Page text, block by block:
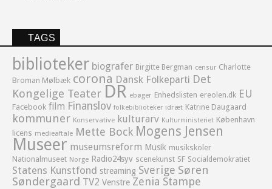
TAGS
biblioteker biografer Birgitte Bergman censur Charlotte
Broman Mølbæk corona Dansk Folkeparti Det
Kongelige Teater DR ebøger Enhedslisten ereolen.dk EU
Facebook film Finanslov folkebiblioteker idræt Katrine Daugaard
kommuner Konservative kulturarv Kulturministeriet København
licens medieaftale Mette Bock Mogens Jensen
Museer museumsreform Musik musikskoler
Nationalmuseet Norge Radio24syv scenekunst SF Socialdemokratiet
Statens Kunstfond streaming Sverige Søren
Søndergaard TV2 Venstre Zenia Stampe